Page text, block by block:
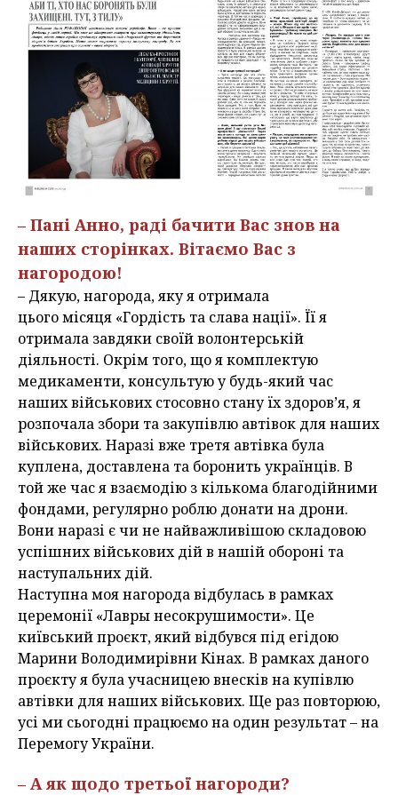
– Пані Анно, раді бачити Вас знов на
наших сторінках. Вітаємо Вас з
нагородою!
– Дякую, нагорода, яку я отримала
цього місяця «Гордість та слава нації». Її я
отримала завдяки своїй волонтерській
діяльності. Окрім того, що я комплектую
медикаменти, консультую у будь-який час
наших військових стосовно стану їх здоров’я, я
розпочала збори та закупівлю автівок для наших
військових. Наразі вже третя автівка була
куплена, доставлена та боронить українців. В
той же час я взаємодію з кількома благодійними
фондами, регулярно роблю донати на дрони.
Вони наразі є чи не найважливішою складовою
успішних військових дій в нашій обороні та
наступальних дій.
Наступна моя нагорода відбулась в рамках
церемонії «Лавры несокрушимости». Це
київський проєкт, який відбувся під егідою
Марини Володимирівни Кінах. В рамках даного
проєкту я була учасницею внесків на купівлю
автівки для наших військових. Ще раз повторюю,
усі ми сьогодні працюємо на один результат – на
Перемогу України.
– А як щодо третьої нагороди?